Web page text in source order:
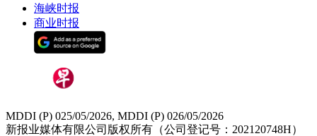
海峡时报
商业时报
MDDI (P) 025/05/2026, MDDI (P) 026/05/2026
新报业媒体有限公司版权所有（公司登记号：202120748H）